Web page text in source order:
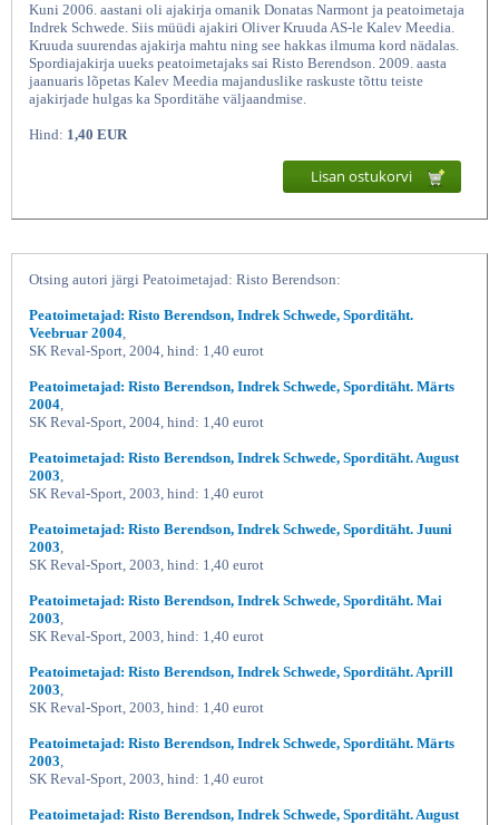
Kuni 2006. aastani oli ajakirja omanik Donatas Narmont ja peatoimetaja
Indrek Schwede. Siis müüdi ajakiri Oliver Kruuda AS-le Kalev Meedia.
Kruuda suurendas ajakirja mahtu ning see hakkas ilmuma kord nädalas.
Spordiajakirja uueks peatoimetajaks sai Risto Berendson. 2009. aasta
jaanuaris lõpetas Kalev Meedia majanduslike raskuste tõttu teiste
ajakirjade hulgas ka Sporditähe väljaandmise.
Hind: 1,40 EUR
Lisan ostukorvi
Otsing autori järgi Peatoimetajad: Risto Berendson:
Peatoimetajad: Risto Berendson, Indrek Schwede, Sporditäht.
Veebruar 2004
SK Reval-Sport, 2004, hind: 1,40 eurot
Peatoimetajad: Risto Berendson, Indrek Schwede, Sporditäht. Märts
2004
SK Reval-Sport, 2004, hind: 1,40 eurot
Peatoimetajad: Risto Berendson, Indrek Schwede, Sporditäht. August
2003
SK Reval-Sport, 2003, hind: 1,40 eurot
Peatoimetajad: Risto Berendson, Indrek Schwede, Sporditäht. Juuni
2003
SK Reval-Sport, 2003, hind: 1,40 eurot
Peatoimetajad: Risto Berendson, Indrek Schwede, Sporditäht. Mai
2003
SK Reval-Sport, 2003, hind: 1,40 eurot
Peatoimetajad: Risto Berendson, Indrek Schwede, Sporditäht. Aprill
2003
SK Reval-Sport, 2003, hind: 1,40 eurot
Peatoimetajad: Risto Berendson, Indrek Schwede, Sporditäht. Märts
2003
SK Reval-Sport, 2003, hind: 1,40 eurot
Peatoimetajad: Risto Berendson, Indrek Schwede, Sporditäht. August